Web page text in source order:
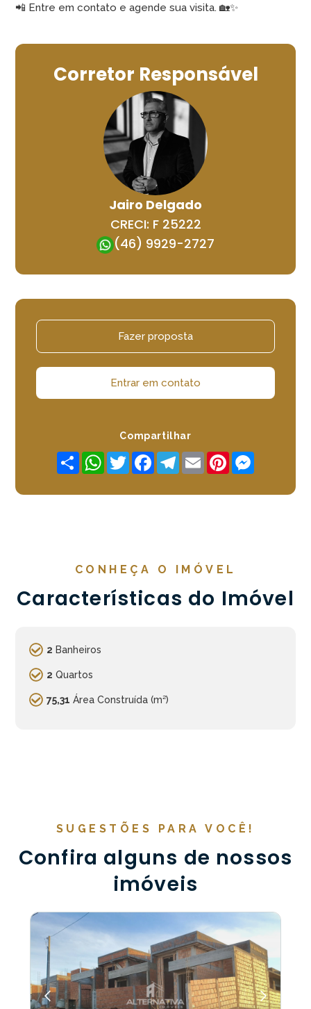
📲 Entre em contato e agende sua visita. 🏡✨
Corretor Responsável
Jairo Delgado
CRECI: F 25222
(46) 9929-2727
Fazer proposta
Entrar em contato
Compartilhar
Share WhatsApp
TwitterFacebookTelegram
Email Pinterest
CONHEÇA O IMÓVEL
Características do Imóvel
2 Banheiros
2 Quartos
75,31 Área Construída (m²)
SUGESTÕES PARA VOCÊ!
Confira alguns de nossos
imóveis